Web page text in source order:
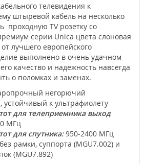
телевидения к
штыревой кабель на несколько
проходную TV розетку со
серии Unica цвета слоновая
лучшего европейского
выполнено в очень удачном
качество и надежность навсегда
о поломках и заменах.
негорючий
устойчивый к ультрафиолету
для телеприемника выход
МГц
для спутника:950-2400 МГц
рамки, суппорта (MGU7.002) и
(MGU7.892)